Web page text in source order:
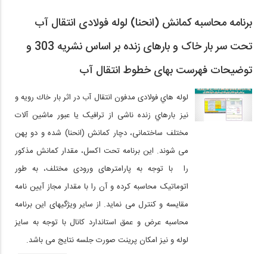
برنامه محاسبه کمانش (انحنا) لوله فولادی انتقال آب
تحت سر بار خاک و بارهای زنده بر اساس نشریه 303 و
توضیحات فهرست بهای خطوط انتقال آب
لوله هاي فولادی مدفون انتقال آب در اثر بار خاك رویه و
نیز بارهاي زنده ناشی از ترافیک یا عبور ماشین آلات
مختلف ساختمانی، دچار کمانش (انحنا) شده و دو پهن
می شوند. این برنامه تحت اکسل، مقدار کمانش مذکور
را با توجه به پارامترهای ورودی مختلف، به طور
اتوماتیک محاسبه کرده و آن را با مقدار مجاز آیین نامه
مقایسه و کنترل می نماید. از سایر ویژگیهای این برنامه
محاسبه عرض و عمق استاندارد کانال با توجه به سایز
لوله و نیز امکان پرینت صورت جلسه نتایج می باشد.